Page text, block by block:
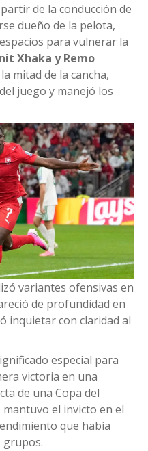
de la conducción de
dueño de la pelota,
para vulnerar la
Xhaka y Remo
mitad de la cancha,
juego y manejó los
variantes ofensivas en
de profundidad en
inquietar con claridad al
especial para
victoria en una
de una Copa del
mantuvo el invicto en el
que había
grupos.